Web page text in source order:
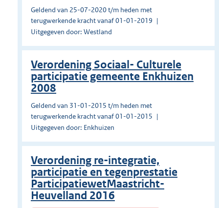
Geldend van 25-07-2020 t/m heden met
terugwerkende kracht vanaf 01-01-2019
Uitgegeven door: Westland
Verordening Sociaal- Culturele
participatie gemeente Enkhuizen
2008
Geldend van 31-01-2015 t/m heden met
terugwerkende kracht vanaf 01-01-2015
Uitgegeven door: Enkhuizen
Verordening re-integratie,
participatie en tegenprestatie
ParticipatiewetMaastricht-
Heuvelland 2016